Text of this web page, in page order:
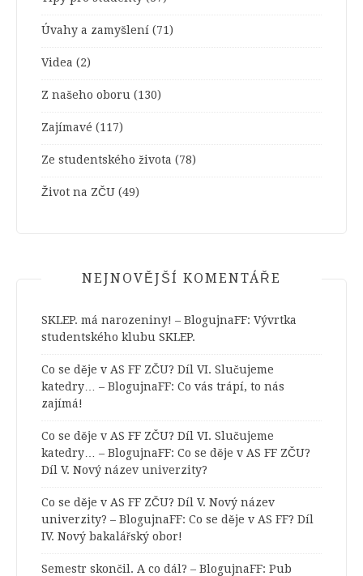
Úvahy a zamyšlení (71)
Videa (2)
Z našeho oboru (130)
Zajímavé (117)
Ze studentského života (78)
Život na ZČU (49)
NEJNOVĚJŠÍ KOMENTÁŘE
SKLEP. má narozeniny! – BlogujnaFF: Vývrtka
studentského klubu SKLEP.
Co se děje v AS FF ZČU? Díl VI. Slučujeme
katedry… – BlogujnaFF: Co vás trápí, to nás
zajímá!
Co se děje v AS FF ZČU? Díl VI. Slučujeme
katedry… – BlogujnaFF: Co se děje v AS FF ZČU?
Díl V. Nový název univerzity?
Co se děje v AS FF ZČU? Díl V. Nový název
univerzity? – BlogujnaFF: Co se děje v AS FF? Díl
IV. Nový bakalářský obor!
Semestr skončil. A co dál? – BlogujnaFF: Pub